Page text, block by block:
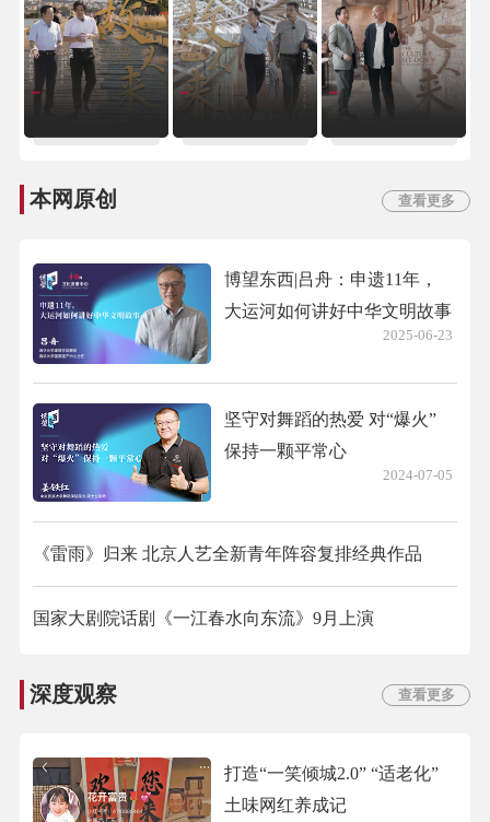
本网原创 查看更多
博望东西|吕舟：申遗11年，
大运河如何讲好中华文明故事
2025-06-23
坚守对舞蹈的热爱 对“爆火”
保持一颗平常心
2024-07-05
《雷雨》归来 北京人艺全新青年阵容复排经典作品
国家大剧院话剧《一江春水向东流》9月上演
深度观察 查看更多
打造“一笑倾城2.0” “适老化”
土味网红养成记